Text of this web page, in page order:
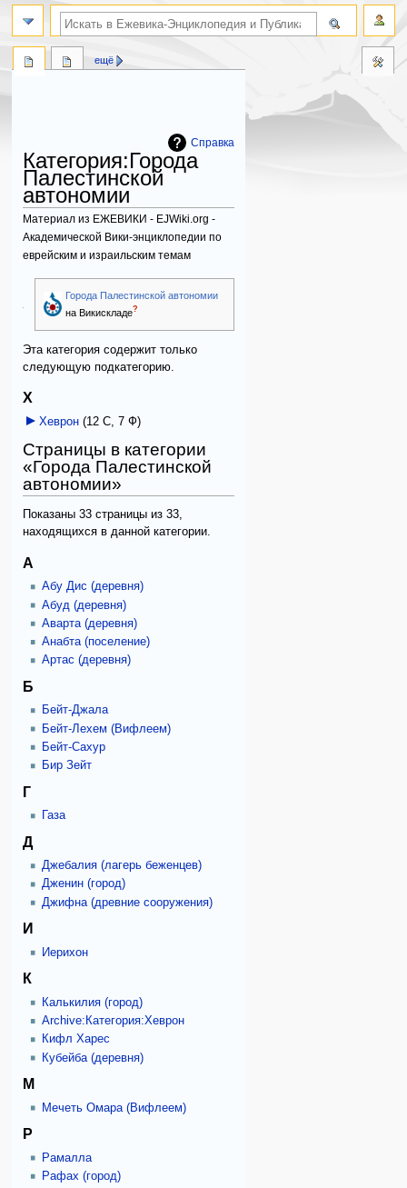
Справка
Категория:Города
Палестинской
автономии
Материал из ЕЖЕВИКИ - EJWiki.org -
Академической Вики-энциклопедии по
еврейским и израильским темам
навигации
поиску
Города Палестинской автономии
на Викискладе?
Подкатегории
Эта категория содержит только
следующую подкатегорию.
Х
Хеврон‎ (12 С, 7 Ф)
Страницы в категории
«Города Палестинской
автономии»
Показаны 33 страницы из 33,
находящихся в данной категории.
А
Абу Дис (деревня)
Абуд (деревня)
Аварта (деревня)
Анабта (поселение)
Артас (деревня)
Б
Бейт-Джала
Бейт-Лехем (Вифлеем)
Бейт-Сахур
Бир Зейт
Г
Газа
Д
Джебалия (лагерь беженцев)
Дженин (город)
Джифна (древние сооружения)
И
Иерихон
К
Калькилия (город)
Archive:Категория:Хеврон
Кифл Харес
Кубейба (деревня)
М
Мечеть Омара (Вифлеем)
Р
Рамалла
Рафах (город)
ещё
поиск по словам